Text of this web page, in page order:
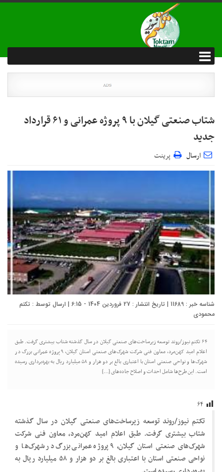
شتاب صنعتی گیلان با ۹ پروژه عمرانی و ۶۱ قرارداد
جدید
ارسال پرینت
شناسه خبر : 11689 | تاریخ انتشار : 27 فروردین 1404 - 6:15 | ارسال توسط :
تکتم
محمودی
۶۴ تکتم نیوز/روند توسعه زیرساخت‌های صنعتی گیلان در سال گذشته شتاب بیشتری گرفت. طبق
اعلام امید کهن‌مرد، معاون فنی شرکت شهرک‌های صنعتی استان گیلان، ۹ پروژه عمرانی بزرگ در
شهرک‌ها و نواحی صنعتی استان با اعتباری بالغ بر دو هزار و ۵۸ میلیارد ریال به بهره‌برداری رسیده
است. این طرح‌ها شامل احداث و اصلاح جاده‌های […]
۶۴
تکتم نیوز/روند توسعه زیرساخت‌های صنعتی گیلان در سال گذشته
شتاب بیشتری گرفت. طبق اعلام امید کهن‌مرد، معاون فنی شرکت
شهرک‌های صنعتی استان گیلان، ۹ پروژه عمرانی بزرگ در شهرک‌ها و
نواحی صنعتی استان با اعتباری بالغ بر دو هزار و ۵۸ میلیارد ریال به